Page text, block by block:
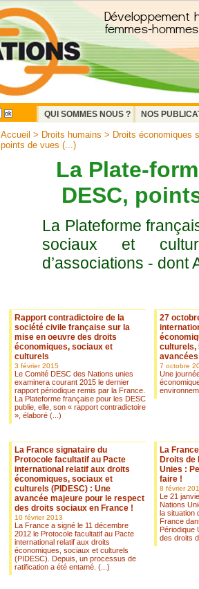
QUI SOMMES NOUS ?
NOS
Accueil > Droits humains > Droits économiques
points de vues (...)
La Plate-
DESC,
La Plateforme
sociaux et
d’associations - dont
Rapport contradictoire de la
société civile française sur la
mise en oeuvre des droits
économiques, sociaux et
culturels
3 février 2015
Le Comité DESC des Nations unies
examinera courant 2015 le dernier
rapport périodique remis par la France.
La Plateforme française pour les DESC
publie, elle, son « rapport contradictoire
», élaboré (...)
27
culturels,
7 octobre
Une
La France signataire du
Protocole facultatif au Pacte
international relatif aux droits
économiques, sociaux et
culturels (PIDESC) : Une
avancée majeure pour le respect
des droits sociaux en France !
10 février 2013
La France a signé le 11 décembre
2012 le Protocole facultatif au Pacte
international relatif aux droits
économiques, sociaux et culturels
(PIDESC). Depuis, un processus de
ratification a été entamé. (...)
La
Droits de
Unies :
faire !
8 février
Le 21
Nations
la situation
France
Périodique
des droits